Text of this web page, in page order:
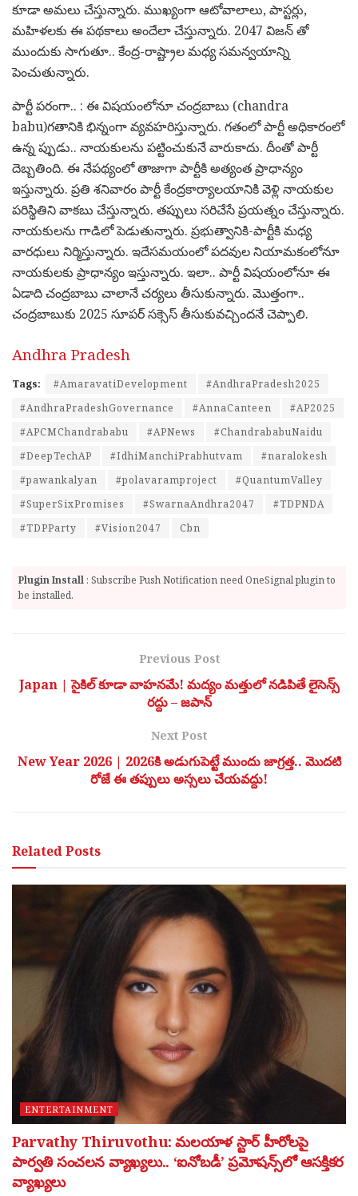
కూడా అమ‌లు చేస్తున్నారు. ముఖ్యంగా ఆటోవాలాలు, పాస్ట‌ర్లు,
మ‌హిళ‌ల‌కు ఈ ప‌థ‌కాలు అందేలా చేస్తున్నారు. 2047 విజ‌న్ తో
ముందుకు సాగుతూ.. కేంద్ర‌-రాష్ట్రాల మ‌ధ్య స‌మ‌న్వ‌యాన్ని
పెంచుతున్నారు.
పార్టీ ప‌రంగా.. : ఈ విష‌యంలోనూ చంద్ర‌బాబు (chandra
babu)గ‌తానికి భిన్నంగా వ్య‌వ‌హ‌రిస్తున్నారు. గ‌తంలో పార్టీ అధికారంలో
ఉన్న ప్పుడు.. నాయ‌కుల‌ను ప‌ట్టించుకునే వారుకాదు. దీంతో పార్టీ
దెబ్బ‌తింది. ఈ నేప‌థ్యంలో తాజాగా పార్టీకి అత్యంత ప్రాధాన్యం
ఇస్తున్నారు. ప్ర‌తి శ‌నివారం పార్టీ కేంద్ర‌కార్యాల‌యానికి వెళ్లి నాయ‌కుల
ప‌రిస్థితిని వాక‌బు చేస్తున్నారు. త‌ప్పులు స‌రిచేసే ప్ర‌య‌త్నం చేస్తున్నారు.
నాయ‌కుల‌ను గాడిలో పెడుతున్నారు. ప్ర‌భుత్వానికి-పార్టీకి మ‌ధ్య
వార‌ధులు నిర్మిస్తున్నారు. ఇదేస‌మ‌యంలో ప‌ద‌వుల నియామ‌కంలోనూ
నాయ‌కుల‌కు ప్రాధాన్యం ఇస్తున్నారు. ఇలా.. పార్టీ విష‌యంలోనూ ఈ
ఏడాది చంద్ర‌బాబు చాలానే చ‌ర్య‌లు తీసుకున్నారు. మొత్తంగా..
చంద్ర‌బాబుకు 2025 సూప‌ర్ స‌క్సెస్ తీసుకువ‌చ్చింద‌నే చెప్పాలి.
Andhra Pradesh
Tags: #AmaravatiDevelopment
#AndhraPradesh2025
#AndhraPradeshGovernance
#AnnaCanteen
#AP2025
#APCMChandrababu
#APNews
#ChandrababuNaidu
#DeepTechAP
#IdhiManchiPrabhutvam
#naralokesh
#pawankalyan
#polavaramproject
#QuantumValley
#SuperSixPromises
#SwarnaAndhra2047
#TDPNDA
#TDPParty
#Vision2047 Cbn
Plugin Install : Subscribe Push Notification need OneSignal plugin to
be installed.
Previous Post
Japan | సైకిల్ కూడా వాహనమే! మద్యం మత్తులో నడిపితే లైసెన్స్
రద్దు – జపాన్
Next Post
New Year 2026 | 2026కి అడుగుపెట్టే ముందు జాగ్రత్త.. మొదటి
రోజే ఈ తప్పులు అస్సలు చేయవద్దు!
RelatedPosts
ENTERTAINMENT
Parvathy Thiruvothu: మలయాళ స్టార్ హీరోలపై
పార్వతి సంచలన వ్యాఖ్యలు.. ‘ఐనోబడీ’ ప్రమోషన్స్‌లో ఆసక్తికర
వ్యాఖ్యలు